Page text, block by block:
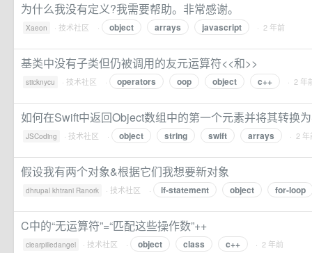
为什么我没有定义?我需要帮助。非常感谢。
Xaeon · 技术社区 · object arrays javascript · 2 年前
基类中没有子类但仍被调用的友元运算符<<和>>
sticknycu · 技术社区 · operators oop object c++ · 2 年
如何在Swift中返回Object数组中的第一个元素并将其转换
JSCoding · 技术社区 · object string swift arrays · 2 年
假设我有两个对象&根据它们我想要新对象
dhrupal khtrani Ranork · 技术社区 · if-statement object for-loop
C中的“无运算符”=“匹配这些操作数”++
clearpilledangel · 技术社区 · object class c++ · 2 年前